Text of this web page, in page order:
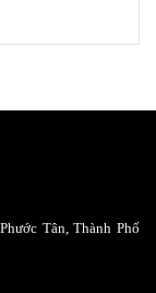
Tân, Thành Phố